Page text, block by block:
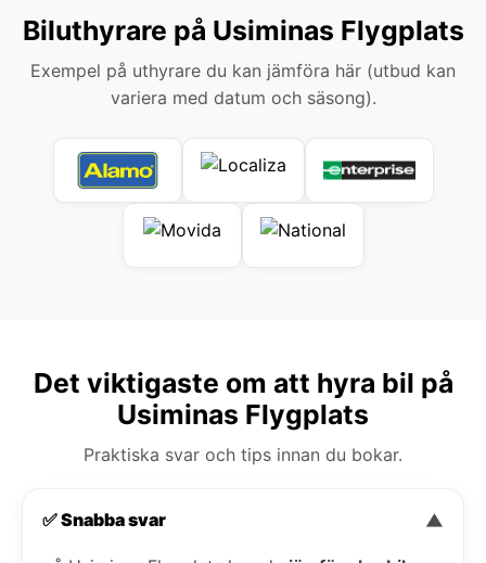
Biluthyrare på Usiminas Flygplats
Exempel på uthyrare du kan jämföra här (utbud kan
variera med datum och säsong).
Det viktigaste om att hyra bil på
Usiminas Flygplats
Praktiska svar och tips innan du bokar.
✅ Snabba svar ▼